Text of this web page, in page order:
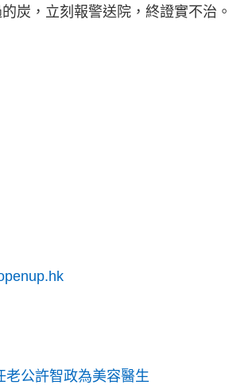
炭，立刻報警送院，終證實不治。
公許智政為美容醫生